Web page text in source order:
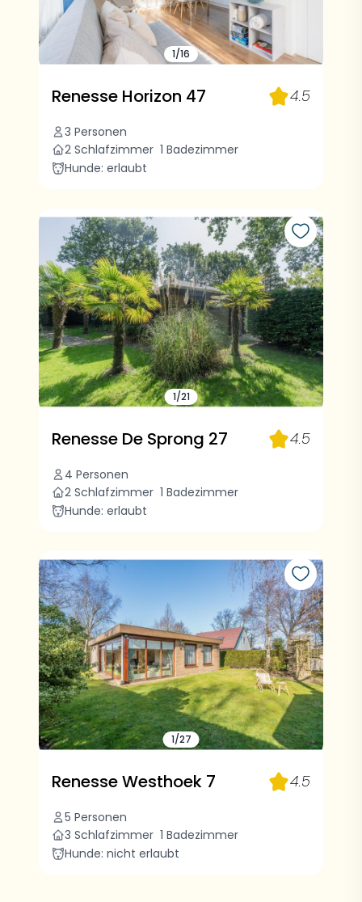
1/16
Renesse Horizon 47
3 Personen
2 Schlafzimmer 1 Badezimmer
Hunde: erlaubt
4.5
1/21
Renesse De Sprong 27
4 Personen
2 Schlafzimmer 1 Badezimmer
Hunde: erlaubt
4.5
1/27
Renesse Westhoek 7
5 Personen
3 Schlafzimmer 1 Badezimmer
Hunde: nicht erlaubt
4.5